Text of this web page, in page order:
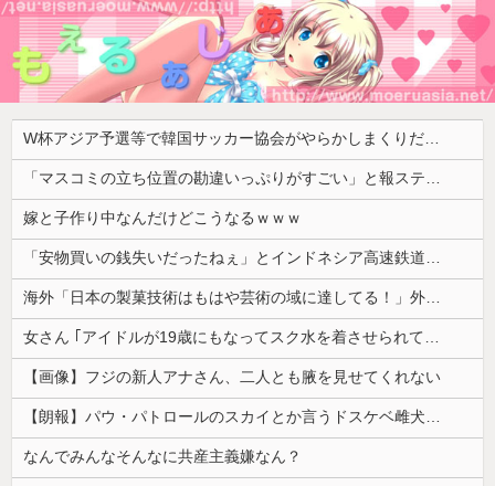
W杯アジア予選等で韓国サッカー協会がやらかしまくりだと発覚、「いきなり共同開催になったしな」と日韓共催の件に言及する声も……
「マスコミの立ち位置の勘違いっぷりがすごい」と報ステ大越キャスターの台詞に視聴者絶句、高市とトランプを同列視させようという思惑がひしひしと
嫁と子作り中なんだけどこうなるｗｗｗ
「安物買いの銭失いだったねぇ」とインドネシア高速鉄道の最終処分に日本側騒然、国家予算は使わないというと何が財源なんだ？
海外「日本の製菓技術はもはや芸術の域に達してる！」外国人が驚いた日本のお菓子の見た目とは・・・？【海外の反応】
女さん ｢アイドルが19歳にもなってスク水を着させられている！｣⇒結果ｗｗｗ
【画像】フジの新人アナさん、二人とも腋を見せてくれない
【朗報】パウ・パトロールのスカイとか言うドスケベ雌犬🐶ｗｗｗｗｗｗｗｗｗｗｗｗ
なんでみんなそんなに共産主義嫌なん？